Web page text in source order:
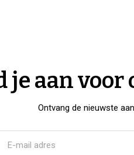
je aan
Ontvang de nieuwste